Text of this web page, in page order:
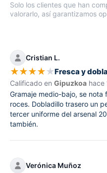
Solo los clientes que han
valorarlo, así garantizamos
Cristian L.
★★★★★Fresca y
Calificado en Gipuzkoa hace
Gramaje medio-bajo, se nota
roces. Dobladillo trasero un
tercer uniforme del arsenal
también.
Verónica Muñoz